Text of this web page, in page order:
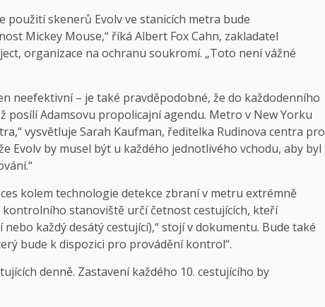
použití skenerů Evolv ve stanicích metra bude
Mickey Mouse,“ říká Albert Fox Cahn, zakladatel
organizace na ochranu soukromí. „Toto není vážné
neefektivní – je také pravděpodobné, že do každodenního
posílí Adamsovu propolicajní agendu. Metro v New Yorku
vysvětluje Sarah Kaufman, ředitelka Rudinova centra pro
Evolv by musel být u každého jednotlivého vchodu, aby byl
kolem technologie detekce zbraní v metru extrémně
kontrolního stanoviště určí četnost cestujících, kteří
každý desátý cestující),“ stojí v dokumentu. Bude také
bude k dispozici pro provádění kontrol“.
denně. Zastavení každého 10. cestujícího by